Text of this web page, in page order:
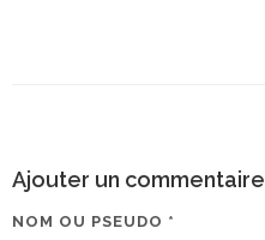
Ajouter un commentaire
NOM OU PSEUDO *